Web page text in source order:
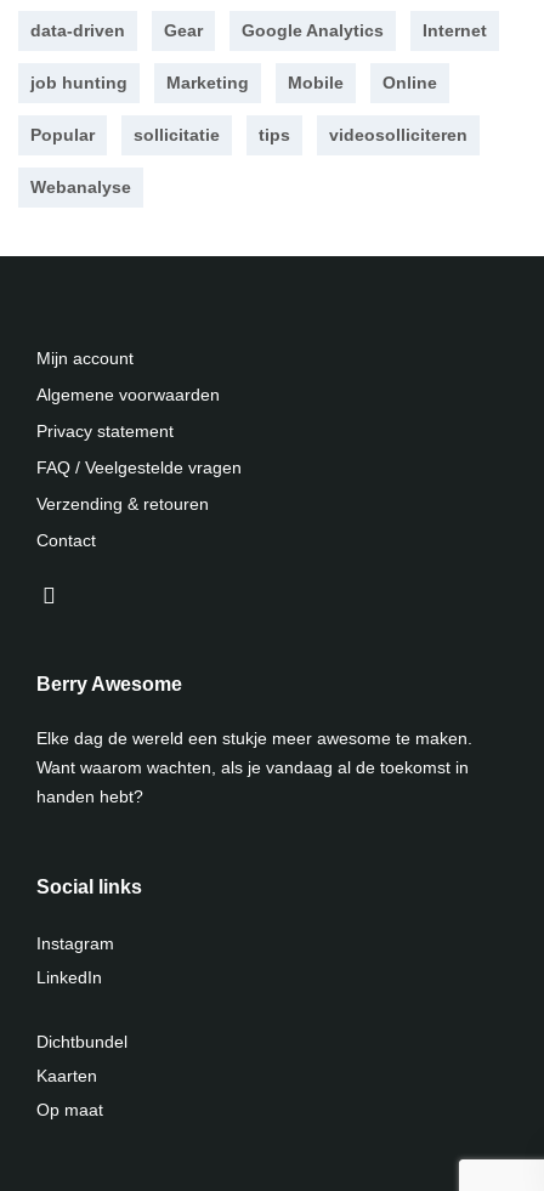
data-driven Gear Google Analytics Internet
job hunting Marketing Mobile Online
Popular sollicitatie tips videosolliciteren
Webanalyse
Mijn account
Algemene voorwaarden
Privacy statement
FAQ / Veelgestelde vragen
Verzending & retouren
Contact
Berry Awesome
Elke dag de wereld een stukje meer awesome te maken.
Want waarom wachten, als je vandaag al de toekomst in
handen hebt?
Social links
Instagram
LinkedIn
Dichtbundel
Kaarten
Op maat